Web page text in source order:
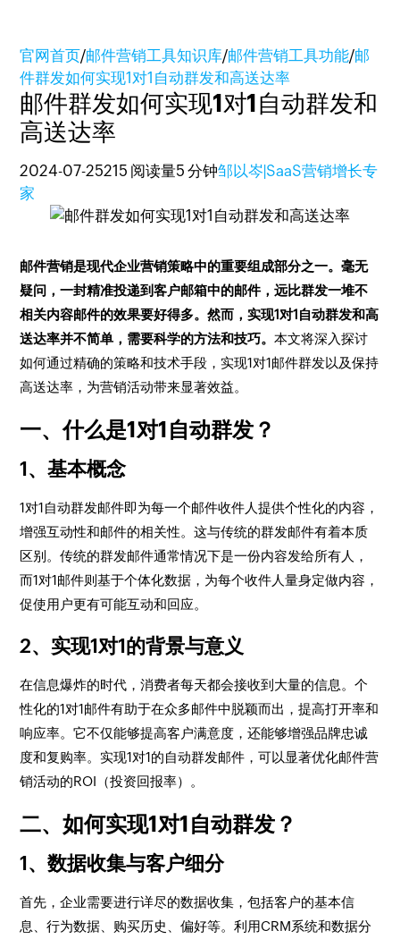
官网首页/邮件营销工具知识库/邮件营销工具功能/邮
件群发如何实现1对1自动群发和高送达率
邮件群发如何实现1对1自动群发和
高送达率
2024-07-25215 阅读量5 分钟邹以岑|SaaS营销增长专
家
邮件营销是现代企业营销策略中的重要组成部分之一。毫无
疑问，一封精准投递到客户邮箱中的邮件，远比群发一堆不
相关内容邮件的效果要好得多。然而，实现1对1自动群发和高
送达率并不简单，需要科学的方法和技巧。本文将深入探讨
如何通过精确的策略和技术手段，实现1对1邮件群发以及保持
高送达率，为营销活动带来显著效益。
一、什么是1对1自动群发？
1、基本概念
1对1自动群发邮件即为每一个邮件收件人提供个性化的内容，
增强互动性和邮件的相关性。这与传统的群发邮件有着本质
区别。传统的群发邮件通常情况下是一份内容发给所有人，
而1对1邮件则基于个体化数据，为每个收件人量身定做内容，
促使用户更有可能互动和回应。
2、实现1对1的背景与意义
在信息爆炸的时代，消费者每天都会接收到大量的信息。个
性化的1对1邮件有助于在众多邮件中脱颖而出，提高打开率和
响应率。它不仅能够提高客户满意度，还能够增强品牌忠诚
度和复购率。实现1对1的自动群发邮件，可以显著优化邮件营
销活动的ROI（投资回报率）。
二、如何实现1对1自动群发？
1、数据收集与客户细分
首先，企业需要进行详尽的数据收集，包括客户的基本信
息、行为数据、购买历史、偏好等。利用CRM系统和数据分